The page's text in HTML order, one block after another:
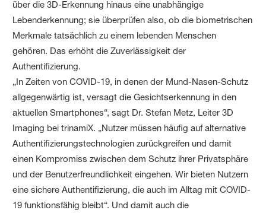
über die 3D-Erkennung hinaus eine unabhängige
Lebenderkennung; sie überprüfen also, ob die biometrischen
Merkmale tatsächlich zu einem lebenden Menschen
gehören. Das erhöht die Zuverlässigkeit der
Authentifizierung.
„In Zeiten von COVID-19, in denen der Mund-Nasen-Schutz
allgegenwärtig ist, versagt die Gesichtserkennung in den
aktuellen Smartphones“, sagt Dr. Stefan Metz, Leiter 3D
Imaging bei trinamiX. „Nutzer müssen häufig auf alternative
Authentifizierungstechnologien zurückgreifen und damit
einen Kompromiss zwischen dem Schutz ihrer Privatsphäre
und der Benutzerfreundlichkeit eingehen. Wir bieten Nutzern
eine sichere Authentifizierung, die auch im Alltag mit COVID-
19 funktionsfähig bleibt“. Und damit auch die